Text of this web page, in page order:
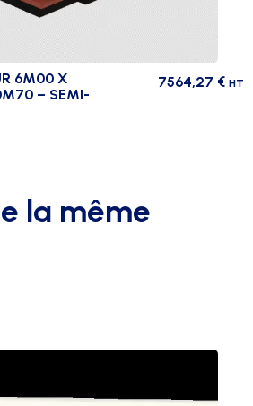
6M00 X
– SEMI-
7564,27 € HT
la même